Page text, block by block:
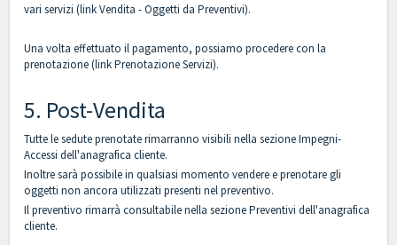
vari servizi (linkVendita - Oggetti da Preventivi).
Una volta effettuato il pagamento, possiamo procedere con la
prenotazione (linkPrenotazione Servizi).
5. Post-Vendita
Tutte le sedute prenotate rimarranno visibili nella sezione Impegni-
Accessi dell'anagrafica cliente.
Inoltre sarà possibile in qualsiasi momento vendere e prenotare gli
oggetti non ancora utilizzati presenti nel preventivo.
Il preventivo rimarrà consultabile nella sezione Preventivi dell'anagrafica
cliente.